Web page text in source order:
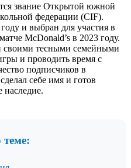
звание Открытой южной
федерации (CIF).
и выбран для участия в
McDonald’s в 2023 году.
своими тесными семейными
и проводить время с
подписчиков в
себе имя и готов
наследие.
теме: